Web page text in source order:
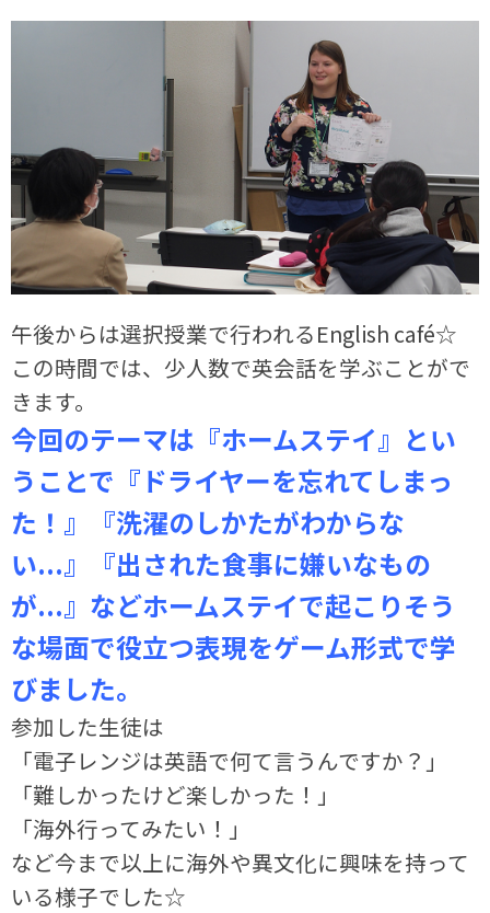
午後からは選択授業で行われるEnglish café☆
この時間では、少人数で英会話を学ぶことがで
きます。
今回のテーマは『ホームステイ』とい
うことで『ドライヤーを忘れてしまっ
た！』『洗濯のしかたがわからな
い...』『出された食事に嫌いなもの
が...』などホームステイで起こりそう
な場面で役立つ表現をゲーム形式で学
びました。
参加した生徒は
「電子レンジは英語で何て言うんですか？」
「難しかったけど楽しかった！」
「海外行ってみたい！」
など今まで以上に海外や異文化に興味を持って
いる様子でした☆